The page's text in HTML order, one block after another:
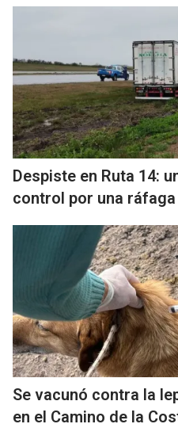
Despiste en Ruta 14:
control por una
Se vacunó contra la
en el Camino de la